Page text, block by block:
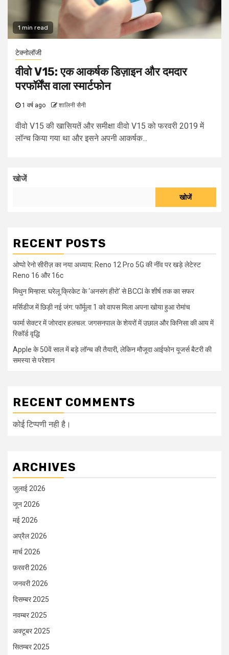
1 min read
टेक्नोलॉजी
वीवो V15: एक आकर्षक डिज़ाइन और दमदार
परफॉर्मेंस वाला स्मार्टफोन
1 वर्ष ago शालिनी सैनी
वीवो V15 की खासियतें और समीक्षा वीवो V15 को फरवरी 2019 में
लॉन्च किया गया था और इसने अपनी आकर्षक...
खोजें
खोजें
RECENT POSTS
ओप्पो रेनो सीरीज़ का नया अध्याय: Reno 12 Pro 5G की नींव पर खड़े लेटेस्ट
Reno 16 और 16c
मिथुन मिन्हास: घरेलू क्रिकेट के ‘अनसंग हीरो’ से BCCI के शीर्ष तक का सफर
मर्सिडीज में छिड़ी नई जंग: फॉर्मूला 1 को वापस मिला अपना खोया हुआ रोमांच
फार्मा सेक्टर में जोरदार हलचल: जगसनपाल के शेयरों में उछाल और किनिसा की आय में
रिकॉर्ड वृद्धि
Apple के 50वें साल में बड़े लॉन्च की तैयारी, लेकिन मौजूदा आईफोन यूजर्स बैटरी की
समस्या से परेशान
RECENT COMMENTS
कोई टिप्पणी नही है।
ARCHIVES
जुलाई 2026
जून 2026
मई 2026
अप्रैल 2026
मार्च 2026
फ़रवरी 2026
जनवरी 2026
दिसम्बर 2025
नवम्बर 2025
अक्टूबर 2025
सितम्बर 2025